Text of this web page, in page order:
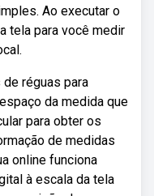
Ao executar o
tela para você medir
réguas para
da medida que
para obter os
de medidas
online funciona
à escala da tela